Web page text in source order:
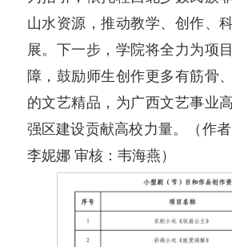
山水资源，推动教学、创作、
展。下一步，学院将全力为项
障，鼓励师生创作更多有筋骨
的文艺精品，为广西文艺事业
强区建设贡献高校力量。（作
李妮娜 审核：韦海燕）